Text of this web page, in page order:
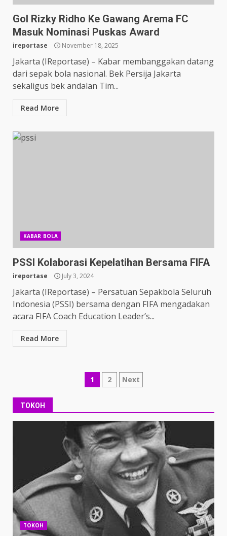
Gol Rizky Ridho Ke Gawang Arema FC
Masuk Nominasi Puskas Award
ireportase November 18, 2025
Jakarta (IReportase) – Kabar membanggakan datang
dari sepak bola nasional. Bek Persija Jakarta
sekaligus bek andalan Tim...
Read More
KABAR BOLA
PSSI Kolaborasi Kepelatihan Bersama FIFA
ireportase July 3, 2024
Jakarta (IReportase) – Persatuan Sepakbola Seluruh
Indonesia (PSSI) bersama dengan FIFA mengadakan
acara FIFA Coach Education Leader’s...
Read More
Posts
1 2 Next
TOKOH
TOKOH